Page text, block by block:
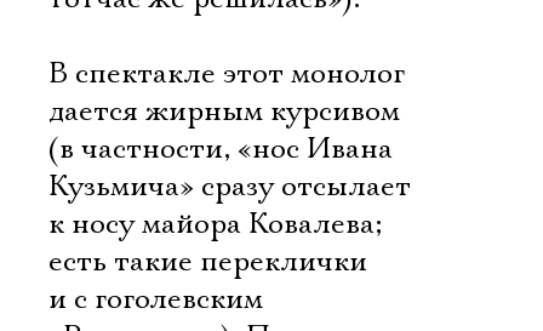
В спектакле этот монолог
дается жирным курсивом
(в частности, «нос Ивана
Кузьмича» сразу отсылает
к носу майора Ковалева;
есть такие переклички
и с гоголевским